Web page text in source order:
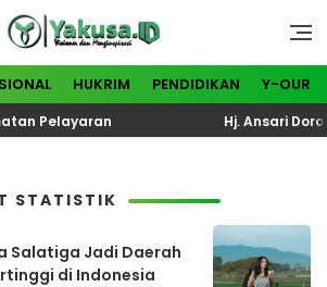
Yakusa
dan Menginspirasi
HUKRIM PENDIDIKAN Y-OUR
Pelayaran Hj. Ansari
STATISTIK
Salatiga Jadi Daerah
di Indonesia